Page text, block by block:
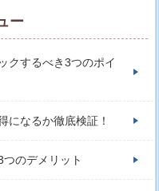
ー
クするべき3つのポイ
になるか徹底検証！
のデメリット